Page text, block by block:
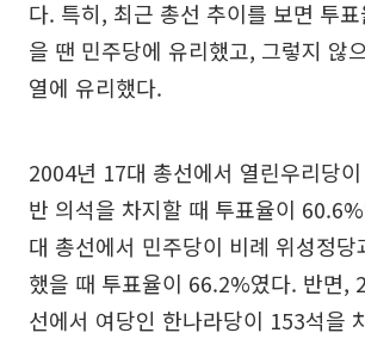
다. 특히, 최근 총선 추이를 보면 투
을 땐 민주당에 유리했고, 그렇지 않
열에 유리했다.
2004년 17대 총선에서 열린우리당
반 의석을 차지할 때 투표율이
대 총선에서 민주당이 비례 위성정당
했을 때 투표율이 66.2%였다. 반면,
선에서 여당인 한나라당이 153석을